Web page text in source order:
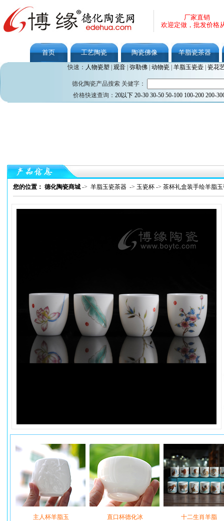
厂家直销
欢迎定做，批发价格
首页 工艺陶瓷 陶瓷佛像 羊脂瓷茶器
快速： 人物瓷塑 观音| 弥勒佛| 动物瓷| 羊脂玉瓷壶| 瓷花
德化陶瓷产品搜索 关健字：
价格快速查询： 20以下 20-30 30-50 50-100 100-200 200-
您的位置： 德化陶瓷商城 -> 羊脂玉瓷茶器 -> 玉瓷杯 -> 茶杯礼盒装手绘羊脂
主人杯羊脂玉
直口杯德化冰
十二生肖羊脂